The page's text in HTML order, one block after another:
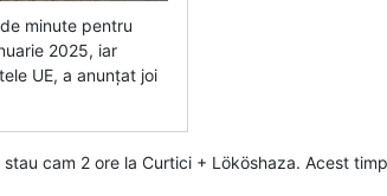
minute pentru
2025, iar
UE, a anunțat joi
cam 2 ore la Curtici + Lököshaza. Acest